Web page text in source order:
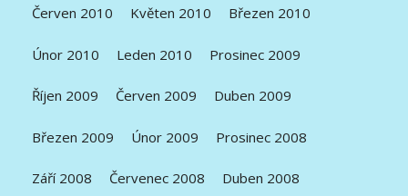
Červen 2010 Květen 2010 Březen 2010
Únor 2010 Leden 2010 Prosinec 2009
Říjen 2009 Červen 2009 Duben 2009
Březen 2009 Únor 2009 Prosinec 2008
Září 2008 Červenec 2008 Duben 2008